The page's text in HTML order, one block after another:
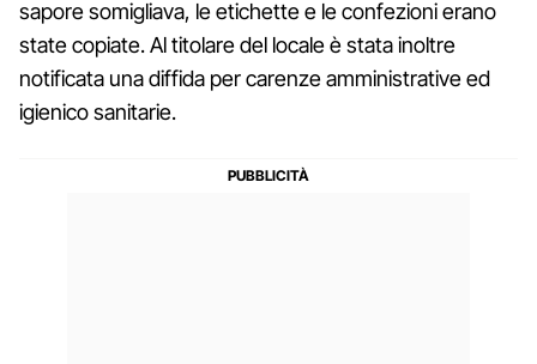
sapore somigliava, le etichette e le confezioni erano
state copiate. Al titolare del locale è stata inoltre
notificata una diffida per carenze amministrative ed
igienico sanitarie.